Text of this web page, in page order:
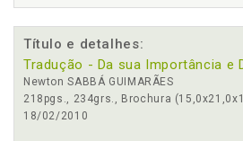
Título e detalhes:
Tradução - Da sua Importância e
Newton SABBÁ GUIMARÃES
218pgs., 234grs., Brochura
18/02/2010